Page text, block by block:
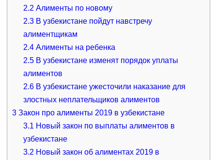
2.2 Алименты по новому
2.3 В узбекистане пойдут навстречу
алиментщикам
2.4 Алименты на ребенка
2.5 В узбекистане изменят порядок уплаты
алиментов
2.6 В узбекистане ужесточили наказание для
злостных неплательщиков алиментов
3Закон про алименты 2019 в узбекистане
3.1 Новый закон по выплаты алиментов в
узбекистане
3.2 Новый закон об алиментах 2019 в